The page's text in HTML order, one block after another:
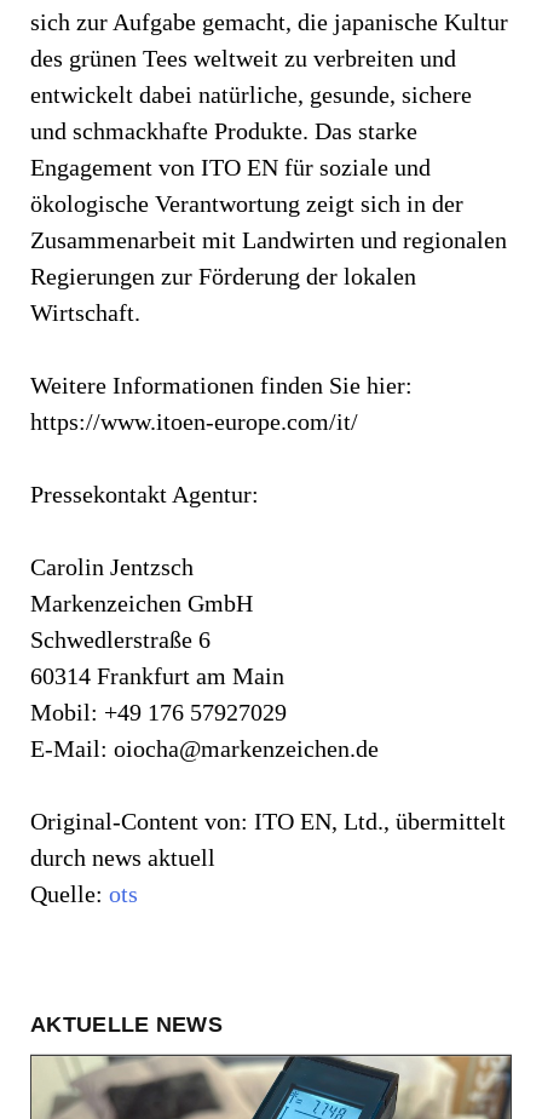
sich zur Aufgabe gemacht, die japanische Kultur
des grünen Tees weltweit zu verbreiten und
entwickelt dabei natürliche, gesunde, sichere
und schmackhafte Produkte. Das starke
Engagement von ITO EN für soziale und
ökologische Verantwortung zeigt sich in der
Zusammenarbeit mit Landwirten und regionalen
Regierungen zur Förderung der lokalen
Wirtschaft.
Weitere Informationen finden Sie hier:
https://www.itoen-europe.com/it/
Pressekontakt Agentur:
Carolin Jentzsch
Markenzeichen GmbH
Schwedlerstraße 6
60314 Frankfurt am Main
Mobil: +49 176 57927029
E-Mail: oiocha@markenzeichen.de
Original-Content von: ITO EN, Ltd., übermittelt
durch news aktuell
Quelle: ots
AKTUELLE NEWS